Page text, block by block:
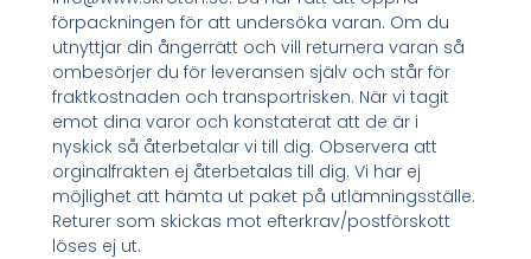
förpackningen för att undersöka varan. Om du
utnyttjar din ångerrätt och vill returnera varan så
ombesörjer du för leveransen själv och står för
fraktkostnaden och transportrisken. När vi tagit
emot dina varor och konstaterat att de är i
nyskick så återbetalar vi till dig. Observera att
orginalfrakten ej återbetalas till dig. Vi har ej
möjlighet att hämta ut paket på utlämningsställe.
Returer som skickas mot efterkrav/postförskott
löses ej ut.